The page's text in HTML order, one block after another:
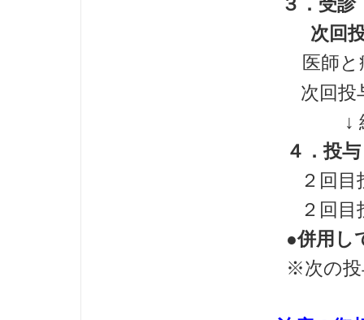
３．受診
次回投
医師
次回投与
↓
４．投与
２回
２回目投
●併用し
※次の投与